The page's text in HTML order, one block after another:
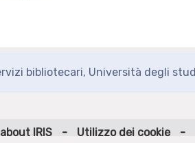
bibliotecari, Università degli
about IRIS - Utilizzo dei cookie -